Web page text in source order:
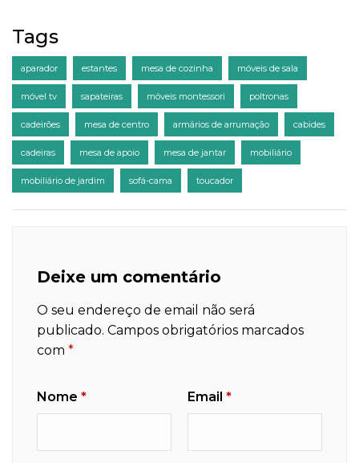
Tags
aparador estantes mesa de cozinha móveis de sala
móvel tv sapateiras móveis montessori poltronas
cadeirões mesa de centro armários de arrumação cabides
cadeiras mesa de apoio mesa de jantar mobiliário
mobiliário de jardim sofá-cama toucador
Deixe um comentário
O seu endereço de email não será
publicado. Campos obrigatórios marcados
com *
Nome * Email *